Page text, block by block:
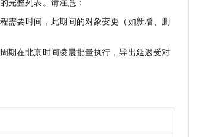
需要时间，此期间的对象变更（如新增、删
期在北京时间凌晨批量执行，导出延迟受对